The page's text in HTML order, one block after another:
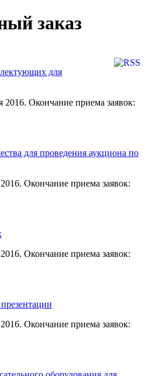
заказ
для
2016. Окончание приема заявок:
для проведения аукциона по
Окончание приема заявок:
Окончание приема заявок:
Окончание приема заявок: